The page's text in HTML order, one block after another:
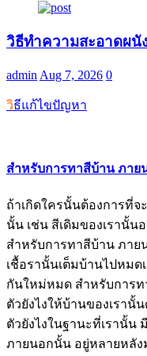
วิธีทำความสะอาดผนั
admin Aug 7, 2026 0
วิธีแก้ไขปัญหา
สำหรับการทาสีบ้าน ภาย
ถ้าเกิดใครนั้นต้องการที่
นั้น เช่น สีเดิมของเรานั้น
สำหรับการทาสีบ้าน ภาย
เชื้อรานั้นเต็มบ้านไปหมด
กันใหม่หมด สำหรับการท
ตัวยังไงให้บ้านของเรานั้
ตัวยังไงในฐานะที่เรานั้
ภายนอกนั้น อยู่หลายหลัง